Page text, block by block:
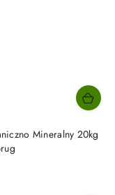
Mineralny 20kg